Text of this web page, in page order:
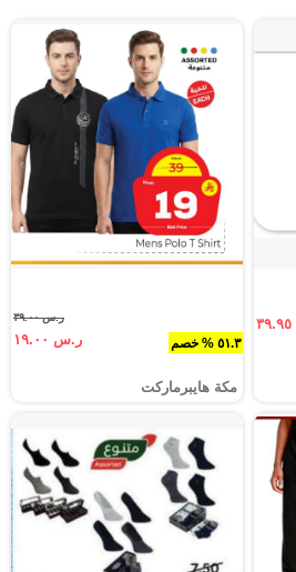
٥١.٣ % خصم
ر.س ٣٩.٠٠
ر.س ١٩.٠٠
مكة هايبرماركت